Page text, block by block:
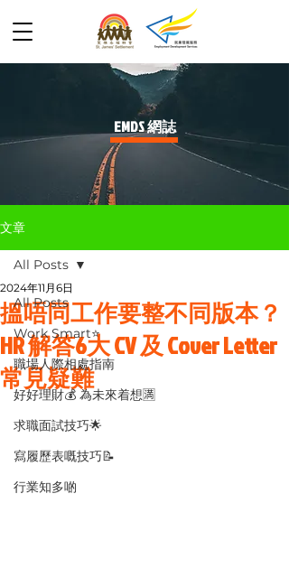
​EMDS 網誌
文章
All Posts
Work Smart⭐️
職場人際相處指南
好好理財💰 為未來着想🈵
求職面試技巧🌟
寫履歷表嘅技巧📝
行業知多啲
All Posts
搵唔同工作要整不同版本？
HR 解答6大 CV 及 Cover Letter
常見疑難
2024年11月6日